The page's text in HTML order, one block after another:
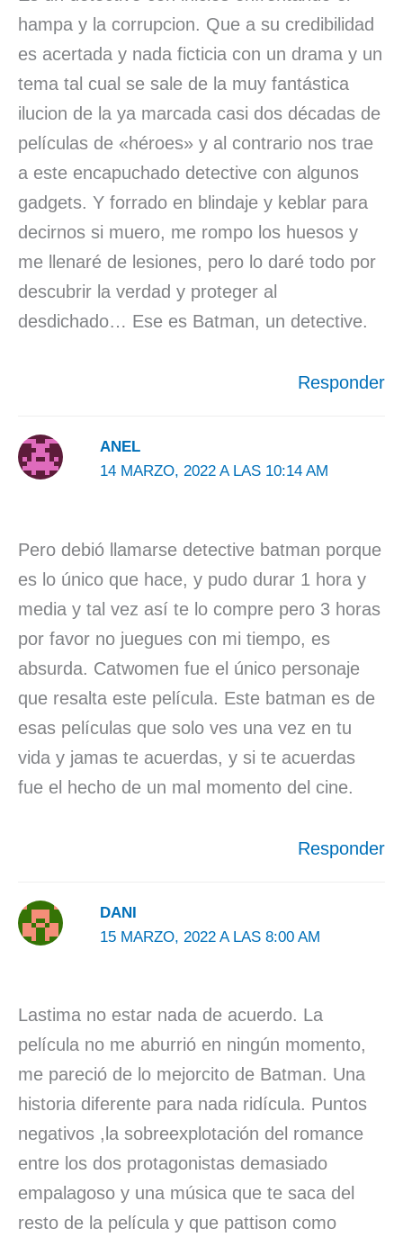
hampa y la corrupcion. Que a su credibilidad
es acertada y nada ficticia con un drama y un
tema tal cual se sale de la muy fantástica
ilucion de la ya marcada casi dos décadas de
películas de «héroes» y al contrario nos trae
a este encapuchado detective con algunos
gadgets. Y forrado en blindaje y keblar para
decirnos si muero, me rompo los huesos y
me llenaré de lesiones, pero lo daré todo por
descubrir la verdad y proteger al
desdichado… Ese es Batman, un detective.
Responder
ANEL
14 MARZO, 2022 A LAS 10:14 AM
Pero debió llamarse detective batman porque
es lo único que hace, y pudo durar 1 hora y
media y tal vez así te lo compre pero 3 horas
por favor no juegues con mi tiempo, es
absurda. Catwomen fue el único personaje
que resalta este película. Este batman es de
esas películas que solo ves una vez en tu
vida y jamas te acuerdas, y si te acuerdas
fue el hecho de un mal momento del cine.
Responder
DANI
15 MARZO, 2022 A LAS 8:00 AM
Lastima no estar nada de acuerdo. La
película no me aburrió en ningún momento,
me pareció de lo mejorcito de Batman. Una
historia diferente para nada ridícula. Puntos
negativos ,la sobreexplotación del romance
entre los dos protagonistas demasiado
empalagoso y una música que te saca del
resto de la película y que pattison como